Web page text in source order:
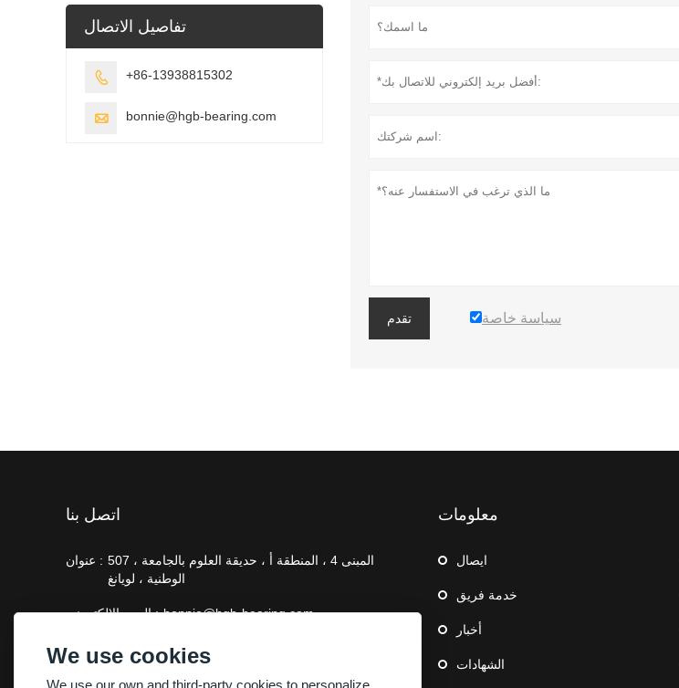
تقدم سياسة خاصة
تفاصيل الاتصال
 +86-13938815302
 bonnie@hgb-bearing.com
اتصل بنا
عنوان : 507 ، المبنى 4 ، المنطقة أ ، حديقة العلوم بالجامعة
الوطنية ، لويانغ
البريد الإلكتروني : bonnie@hgb-bearing.com
+86-13938815302
معلومات
ايصال
خدمة فريق
أخبار
الشهادات We use cookies
We use our own and third-party cookies to personalize